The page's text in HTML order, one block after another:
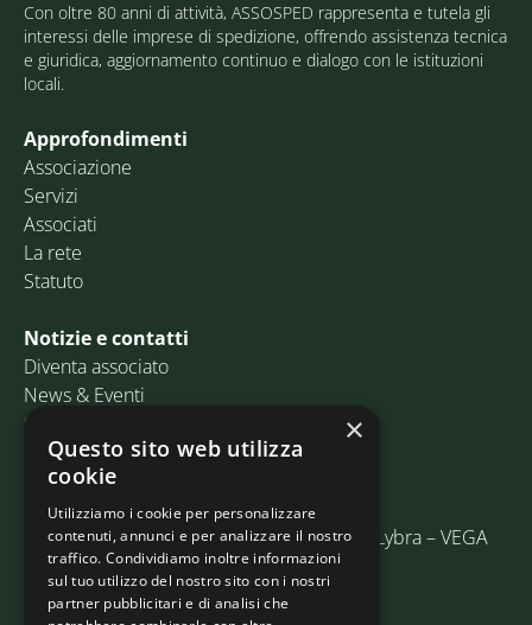
Con oltre 80 anni di attività, ASSOSPED rappresenta e tutela gli
interessi delle imprese di spedizione, offrendo assistenza tecnica
e giuridica, aggiornamento continuo e dialogo con le istituzioni
locali.
Approfondimenti
Associazione
Servizi
Associati
La rete
Statuto
Notizie e contatti
Diventa associato
News & Eventi
Contatti
Email:info@assosped.it
PEC: assospedvenezia@pec.fedespedi.it
Indirizzo: Via delle Industrie, 19/C Edificio Lybra – VEGA
30175 Marghera (VE)
×
Questo sito web utilizza
cookie
Utilizziamo i cookie per personalizzare
contenuti, annunci e per analizzare il nostro
traffico. Condividiamo inoltre informazioni
sul tuo utilizzo del nostro sito con i nostri
partner pubblicitari e di analisi che